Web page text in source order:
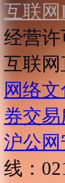
互联网
经营许
互联网
网络
券交
沪公网
线：